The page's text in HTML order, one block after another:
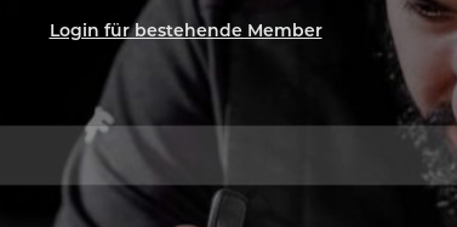
Login für bestehende Member